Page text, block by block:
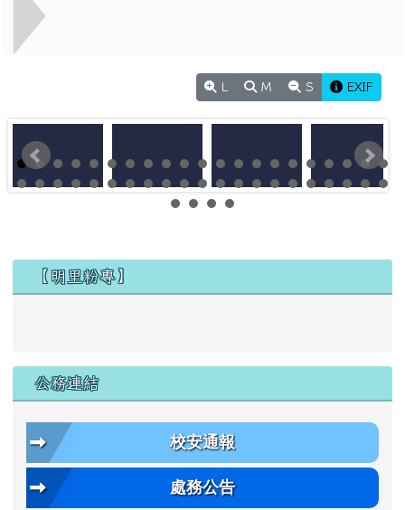
M S EXIF
左邊區域內容
【明里粉專】
公務連結
校安通報
處務公告